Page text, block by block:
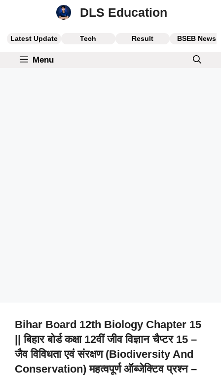
DLS Education
Latest Update Tech Result BSEB News
Menu
Bihar Board 12th Biology Chapter 15
|| बिहार बोर्ड कक्षा 12वीं जीव विज्ञान चैप्टर 15 –
जैव विविधता एवं संरक्षण (Biodiversity And
Conservation) महत्वपूर्ण ऑब्जेक्टिव प्रश्न –